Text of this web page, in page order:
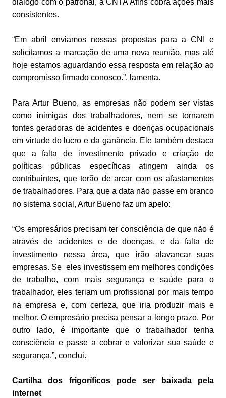
diálogo com o patronal, a CNTA Afins cobra ações mais
consistentes.
“Em abril enviamos nossas propostas para a CNI e
solicitamos a marcação de uma nova reunião, mas até
hoje estamos aguardando essa resposta em relação ao
compromisso firmado conosco.”, lamenta.
Para Artur Bueno, as empresas não podem ser vistas
como inimigas dos trabalhadores, nem se tornarem
fontes geradoras de acidentes e doenças ocupacionais
em virtude do lucro e da ganância. Ele também destaca
que a falta de investimento privado e criação de
políticas públicas específicas atingem ainda os
contribuintes, que terão de arcar com os afastamentos
de trabalhadores. Para que a data não passe em branco
no sistema social, Artur Bueno faz um apelo:
“Os empresários precisam ter consciência de que não é
através de acidentes e de doenças, e da falta de
investimento nessa área, que irão alavancar suas
empresas. Se eles investissem em melhores condições
de trabalho, com mais segurança e saúde para o
trabalhador, eles teriam um profissional por mais tempo
na empresa e, com certeza, que iria produzir mais e
melhor. O empresário precisa pensar a longo prazo. Por
outro lado, é importante que o trabalhador tenha
consciência e passe a cobrar e valorizar sua saúde e
segurança.”, conclui.
Cartilha dos frigoríficos pode ser baixada pela
internet